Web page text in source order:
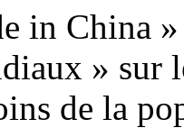
in China
» sur
de la